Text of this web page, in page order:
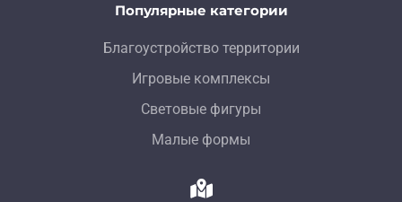
Популярные категории
Благоустройство территории
Игровые комплексы
Световые фигуры
Малые формы